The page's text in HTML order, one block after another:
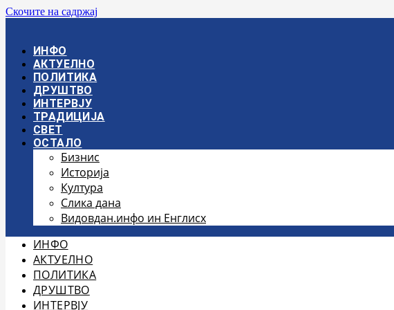
Скочите на садржај
ИНФО
АКТУЕЛНО
ПОЛИТИКА
ДРУШТВО
ИНТЕРВЈУ
ТРАДИЦИЈА
СВЕТ
ОСТАЛО
Бизнис
Историја
Култура
Слика дана
Видовдан.инфо ин Енглисх
ИНФО
АКТУЕЛНО
ПОЛИТИКА
ДРУШТВО
ИНТЕРВЈУ